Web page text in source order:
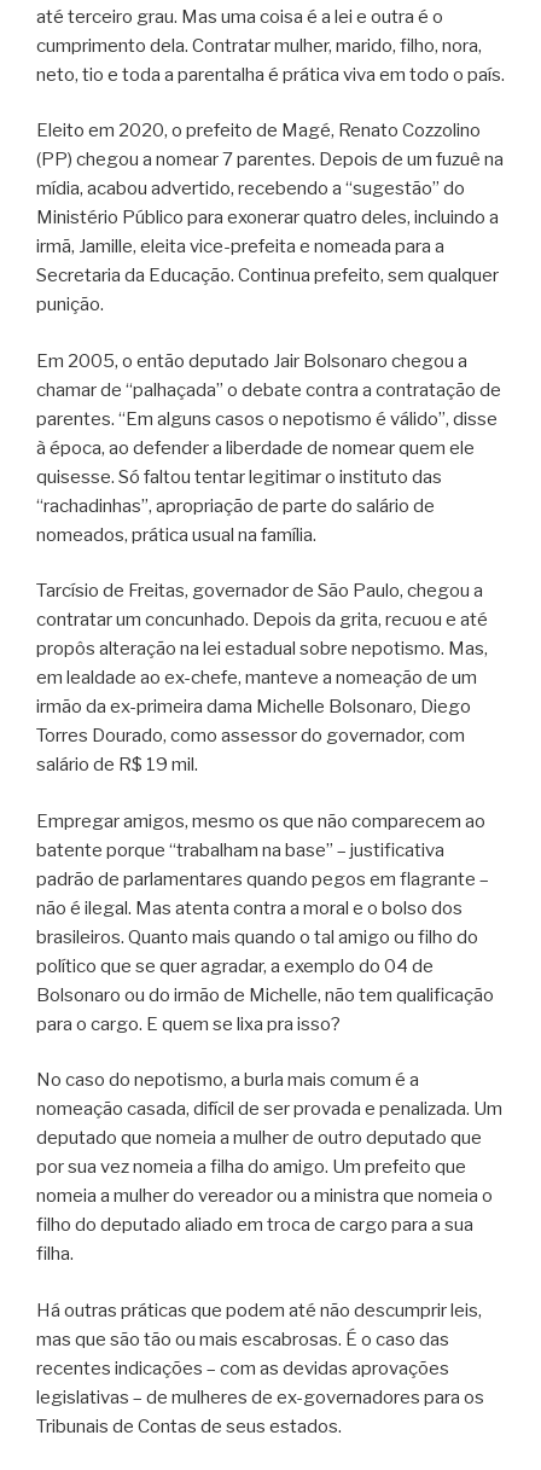
até terceiro grau. Mas uma coisa é a lei e outra é o
cumprimento dela. Contratar mulher, marido, filho, nora,
neto, tio e toda a parentalha é prática viva em todo o país.
Eleito em 2020, o prefeito de Magé, Renato Cozzolino
(PP) chegou a nomear 7 parentes. Depois de um fuzuê na
mídia, acabou advertido, recebendo a “sugestão” do
Ministério Público para exonerar quatro deles, incluindo a
irmã, Jamille, eleita vice-prefeita e nomeada para a
Secretaria da Educação. Continua prefeito, sem qualquer
punição.
Em 2005, o então deputado Jair Bolsonaro chegou a
chamar de “palhaçada” o debate contra a contratação de
parentes. “Em alguns casos o nepotismo é válido”, disse
à época, ao defender a liberdade de nomear quem ele
quisesse. Só faltou tentar legitimar o instituto das
“rachadinhas”, apropriação de parte do salário de
nomeados, prática usual na família.
Tarcísio de Freitas, governador de São Paulo, chegou a
contratar um concunhado. Depois da grita, recuou e até
propôs alteração na lei estadual sobre nepotismo. Mas,
em lealdade ao ex-chefe, manteve a nomeação de um
irmão da ex-primeira dama Michelle Bolsonaro, Diego
Torres Dourado, como assessor do governador, com
salário de R$ 19 mil.
Empregar amigos, mesmo os que não comparecem ao
batente porque “trabalham na base” – justificativa
padrão de parlamentares quando pegos em flagrante –
não é ilegal. Mas atenta contra a moral e o bolso dos
brasileiros. Quanto mais quando o tal amigo ou filho do
político que se quer agradar, a exemplo do 04 de
Bolsonaro ou do irmão de Michelle, não tem qualificação
para o cargo. E quem se lixa pra isso?
No caso do nepotismo, a burla mais comum é a
nomeação casada, difícil de ser provada e penalizada. Um
deputado que nomeia a mulher de outro deputado que
por sua vez nomeia a filha do amigo. Um prefeito que
nomeia a mulher do vereador ou a ministra que nomeia o
filho do deputado aliado em troca de cargo para a sua
filha.
Há outras práticas que podem até não descumprir leis,
mas que são tão ou mais escabrosas. É o caso das
recentes indicações – com as devidas aprovações
legislativas – de mulheres de ex-governadores para os
Tribunais de Contas de seus estados.